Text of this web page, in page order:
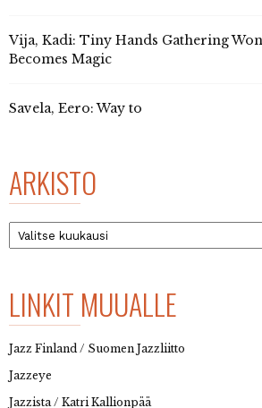
Vija, Kadi: Tiny Hands Gathering
Becomes Magic
Savela, Eero: Way to
ARKISTO
Arkisto
LINKIT MUUALLE
Jazz Finland / Suomen Jazzliitto
Jazzeye
Jazzista / Katri Kallionpää